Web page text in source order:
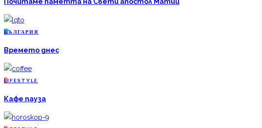
Б ЪЛГАРИЯ
Времето днес
L IFESTYLE
Кафе пауза